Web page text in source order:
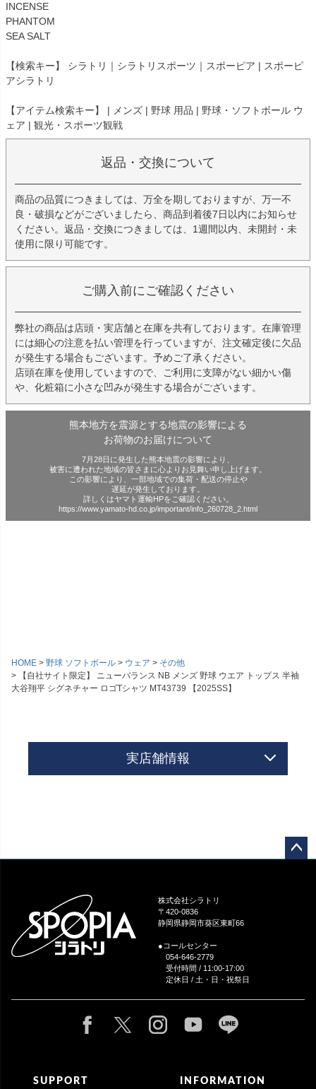
INCENSE
PHANTOM
SEA SALT
【検索キー】 シラトリ｜シラトリスポーツ｜スポーピア | スポーピ
アシラトリ
【アイテム検索キー】 | メンズ | 野球 用品 | 野球・ソフトボール ウ
ェア | 観光・スポーツ観戦
返品・交換について
商品の品質につきましては、万全を期しておりますが、万一不
良・破損などがございましたら、商品到着後7日以内にお知らせ
ください。返品・交換につきましては、1週間以内、未開封・未
使用に限り可能です。
ご購入前にご確認ください
弊社の商品は店頭・実店舗と在庫を共有しております。在庫管理
には細心の注意を払い管理を行っていますが、注文確定後に欠品
が発生する場合もございます。予めご了承ください。
店頭在庫を使用していますので、ご利用に支障がない細かい傷
や、化粧箱に小さな凹みが発生する場合がございます。
熊本地方を震源とする地震の影響による
お荷物のお届けについて
7月28日に発生した熊本地震の影響により、
被害に遭われた地域の皆さまに心よりお見舞い申し上げます。
この影響により、一部地域での集荷・配送の停止や
遅延が発生しております。
詳しくはヤマト運輸HPをご確認ください。
https://www.yamato-hd.co.jp/important/info_260728_2.html
HOME 野球 ソフトボール ウェア
その他
【自社サイト限定】 ニューバランス NB メンズ 野球 ウエア トップス 半袖
大谷翔平 シグネチャー ロゴTシャツ MT43739 【2025SS】
実店舗情報
株式会社シラトリ
〒420-0836
静岡県静岡市葵区東町66
●コールセンター
054-646-2779
受付時間 / 11:00-17:00
定休日 / 土・日・祝祭日
SUPPORT INFORMATION